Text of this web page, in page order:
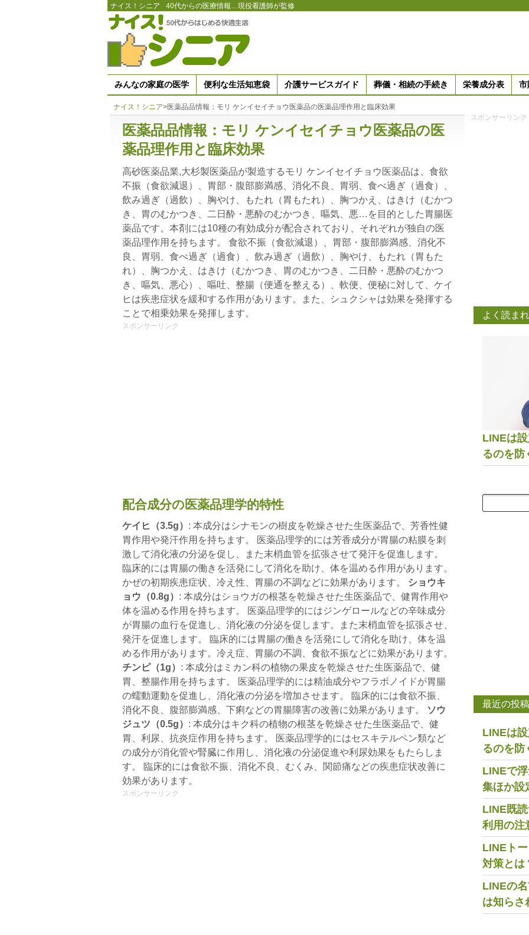
ナイス！シニア 40代からの医療情報…現役看護師が監修
みんなの家庭の医学 便利な生活知恵袋 介護サービスガイド 葬儀・相続の手続き 栄養成分表 市
ナイス！シニア>医薬品品情報：モリ ケンイセイチョウ医薬品の医薬品理作用と臨床効果
医薬品品情報：モリ ケンイセイチョウ医薬品の医
薬品理作用と臨床効果
高砂医薬品業,大杉製医薬品が製造するモリ ケンイセイチョウ医薬品は、食欲
不振（食欲減退）、胃部・腹部膨満感、消化不良、胃弱、食べ過ぎ（過食）、
飲み過ぎ（過飲）、胸やけ、もたれ（胃もたれ）、胸つかえ、はきけ（むかつ
き、胃のむかつき、二日酔・悪酔のむかつき、嘔気、悪…を目的とした胃腸医
薬品です。本剤には10種の有効成分が配合されており、それぞれが独自の医
薬品理作用を持ちます。 食欲不振（食欲減退）、胃部・腹部膨満感、消化不
良、胃弱、食べ過ぎ（過食）、飲み過ぎ（過飲）、胸やけ、もたれ（胃もた
れ）、胸つかえ、はきけ（むかつき、胃のむかつき、二日酔・悪酔のむかつ
き、嘔気、悪心）、嘔吐、整腸（便通を整える）、軟便、便秘に対して、ケイ
ヒは疾患症状を緩和する作用があります。また、シュクシャは効果を発揮する
ことで相乗効果を発揮します。
スポンサーリンク
配合成分の医薬品理学的特性
ケイヒ（3.5g） : 本成分はシナモンの樹皮を乾燥させた生医薬品で、芳香性健
胃作用や発汗作用を持ちます。 医薬品理学的には芳香成分が胃腸の粘膜を刺
激して消化液の分泌を促し、また末梢血管を拡張させて発汗を促進します。
臨床的には胃腸の働きを活発にして消化を助け、体を温める作用があります。
かぜの初期疾患症状、冷え性、胃腸の不調などに効果があります。
ショウキ
ョウ（0.8g） : 本成分はショウガの根茎を乾燥させた生医薬品で、健胃作用や
体を温める作用を持ちます。 医薬品理学的にはジンゲロールなどの辛味成分
が胃腸の血行を促進し、消化液の分泌を促します。また末梢血管を拡張させ、
発汗を促進します。 臨床的には胃腸の働きを活発にして消化を助け、体を温
める作用があります。冷え症、胃腸の不調、食欲不振などに効果があります。
チンピ（1g） : 本成分はミカン科の植物の果皮を乾燥させた生医薬品で、健
胃、整腸作用を持ちます。 医薬品理学的には精油成分やフラボノイドが胃腸
の蠕動運動を促進し、消化液の分泌を増加させます。 臨床的には食欲不振、
消化不良、腹部膨満感、下痢などの胃腸障害の改善に効果があります。
ソウ
ジュツ（0.5g） : 本成分はキク科の植物の根茎を乾燥させた生医薬品で、健
胃、利尿、抗炎症作用を持ちます。 医薬品理学的にはセスキテルペン類など
の成分が消化管や腎臓に作用し、消化液の分泌促進や利尿効果をもたらしま
す。 臨床的には食欲不振、消化不良、むくみ、関節痛などの疾患症状改善に
効果があります。
スポンサーリンク
スポンサーリンク
よく読ま
LINEは
るのを防
最近の投稿
LINEは
るのを防
LINEで
集ほか設
LINE既
利用の注
LINEト
対策とは
LINEの
は知らさ